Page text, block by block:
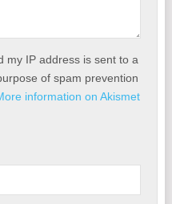
my IP address is sent to a
of spam prevention
information on Akismet